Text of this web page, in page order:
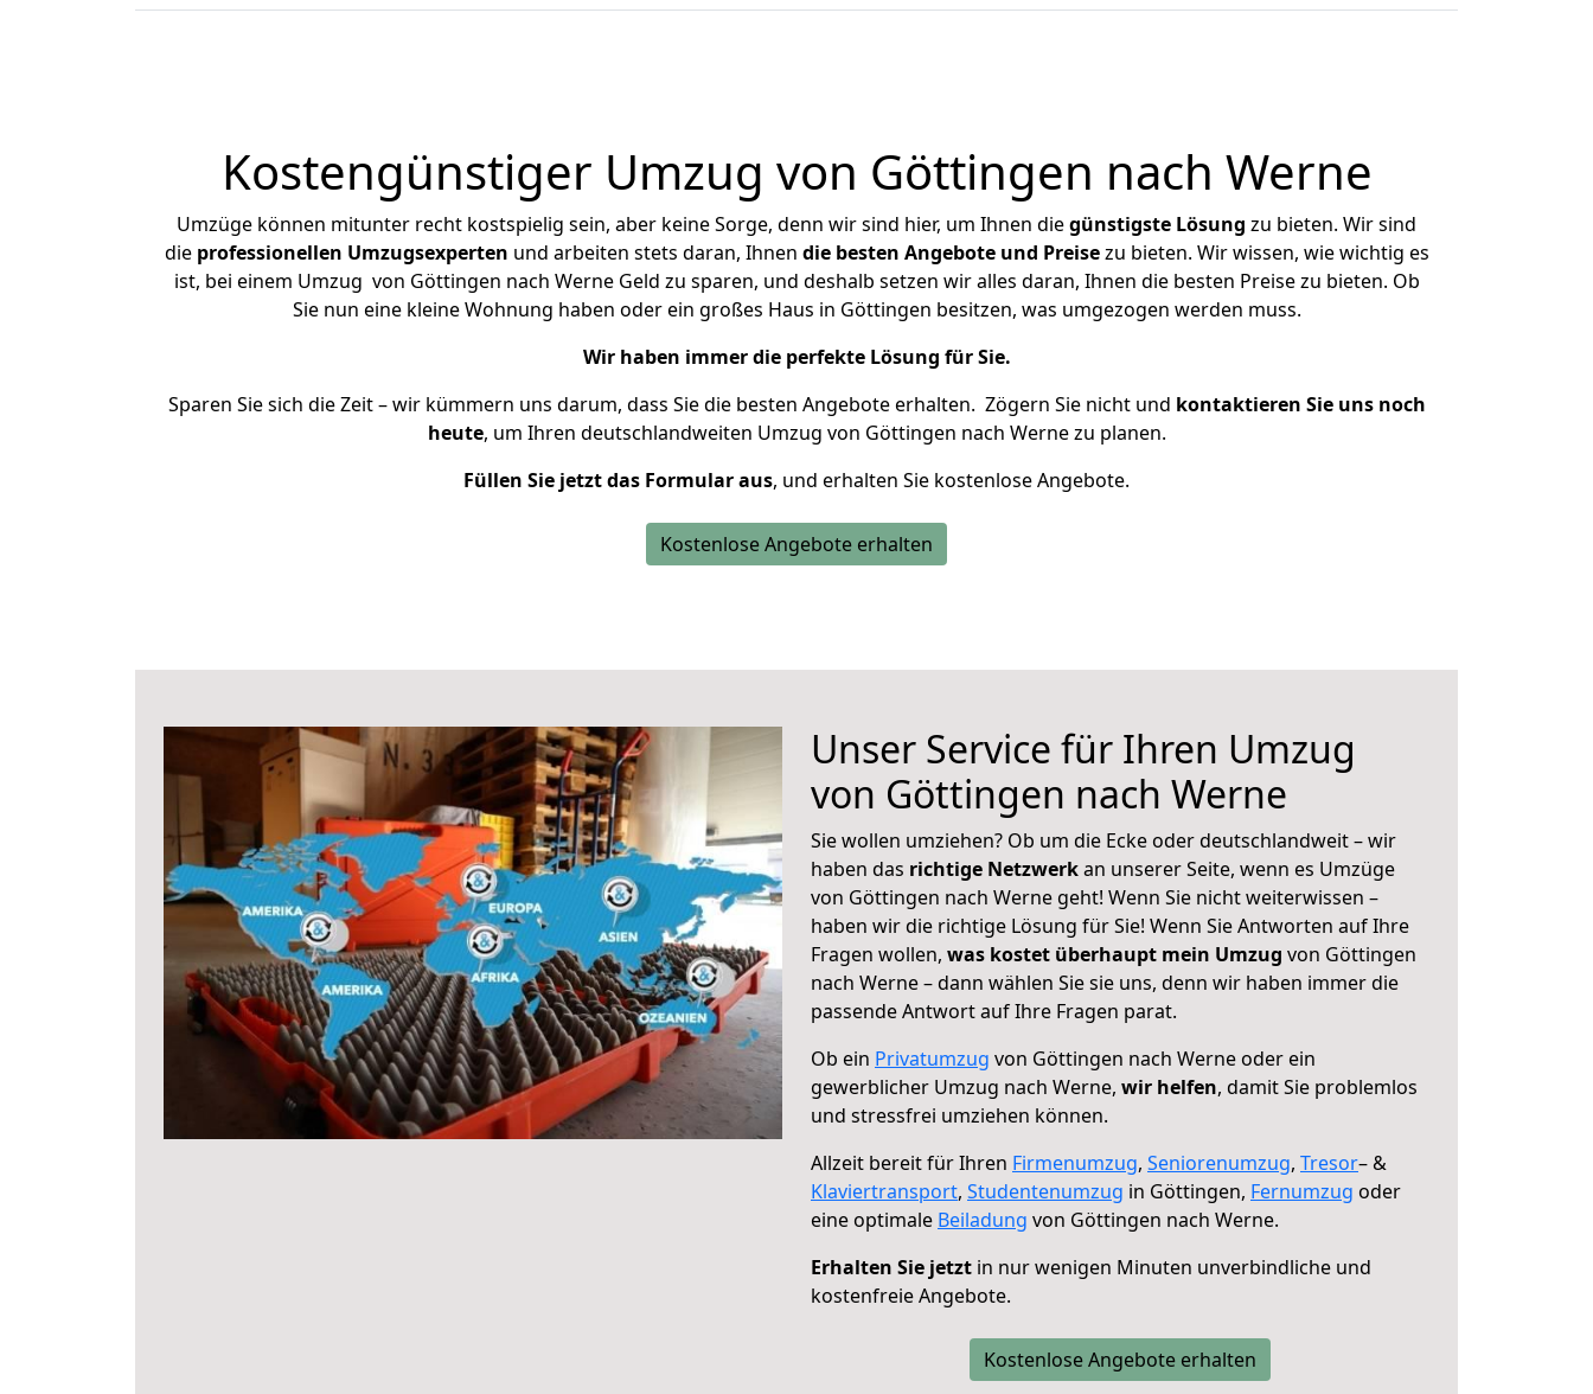
Kostengünstiger Umzug von Göttingen nach Werne
Umzüge können mitunter recht kostspielig sein, aber keine Sorge, denn wir sind hier, um Ihnen diegünstigste Lösung zu bieten. Wir sind
die professionellen Umzugsexperten und arbeiten stets daran, Ihnen die besten Angebote und Preisezu bieten. Wir wissen, wie wichtig es
ist, bei einem Umzug von Göttingen nach Werne Geld zu sparen, und deshalb setzen wir alles daran, Ihnen die besten Preise zu bieten. Ob
Sie nun eine kleine Wohnung haben oder ein großes Haus in Göttingen besitzen, was umgezogen werden muss.
Wir haben immer die perfekte Lösung für Sie.
Sparen Sie sich die Zeit – wir kümmern uns darum, dass Sie die besten Angebote erhalten. Zögern Sie nicht und kontaktieren Sie uns noch
heute, um Ihren deutschlandweiten Umzug von Göttingen nach Werne zu planen.
Füllen Sie jetzt das Formular aus, und erhalten Sie kostenlose Angebote.
Kostenlose Angebote erhalten
Unser Service für Ihren Umzug
von Göttingen nach Werne
Sie wollen umziehen? Ob um die Ecke oder deutschlandweit – wir
haben das richtige Netzwerkan unserer Seite, wenn es Umzüge
von Göttingen nach Werne geht! Wenn Sie nicht weiterwissen –
haben wir die richtige Lösung für Sie! Wenn Sie Antworten auf Ihre
Fragen wollen, was kostet überhaupt mein Umzug von Göttingen
nach Werne – dann wählen Sie sie uns, denn wir haben immer die
passende Antwort auf Ihre Fragen parat.
Ob ein Privatumzug von Göttingen nach Werne oder ein
gewerblicher Umzug nach Werne, wir helfen, damit Sie problemlos
und stressfrei umziehen können.
Allzeit bereit für Ihren Firmenumzug, Seniorenumzug, Tresor– &
Klaviertransport, Studentenumzug in Göttingen, Fernumzug oder
eine optimale Beiladung von Göttingen nach Werne.
Erhalten Sie jetzt in nur wenigen Minuten unverbindliche und
kostenfreie Angebote.
Kostenlose Angebote erhalten